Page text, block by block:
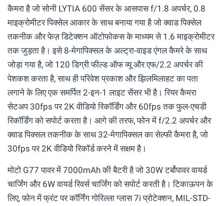
कैमरा है जो सोनी LYTIA 600 सेंसर के आसपास f/1.8 अपर्चर, 0.8
माइक्रोमीटर पिक्सेल आकार के साथ बनाया गया है जो क्वाड पिक्सेल
तकनीक और फेज़ डिटेक्शन ऑटोफोकस के माध्यम से 1.6 माइक्रोमीटर
तक जुड़ता है। इसे 8-मेगापिक्सल के अल्ट्रा-वाइड एंगल कैमरे के साथ
जोड़ा गया है, जो 120 डिग्री फील्ड ऑफ व्यू और एफ/2.2 अपर्चर की
पेशकश करता है, साथ ही परिवेश प्रकाश और झिलमिलाहट का पता
लगाने के लिए एक समर्पित 2-इन-1 लाइट सेंसर भी है। रियर कैमरा
सेटअप 30fps पर 2K वीडियो रिकॉर्डिंग और 60fps तक फुल-एचडी
रिकॉर्डिंग को सपोर्ट करता है। आगे की तरफ, फोन में f/2.2 अपर्चर और
क्वाड पिक्सल तकनीक के साथ 32-मेगापिक्सल का सेल्फी कैमरा है, जो
30fps पर 2K वीडियो रिकॉर्ड करने में सक्षम है।
मोटो G77 पावर में 7000mAh की बैटरी है जो 30W टर्बोपावर वायर्ड
चार्जिंग और 6W वायर्ड रिवर्स चार्जिंग को सपोर्ट करती है। टिकाऊपन के
लिए, फोन में फ्रंट पर कॉर्निंग गोरिल्ला ग्लास 7i प्रोटेक्शन, MIL-STD-